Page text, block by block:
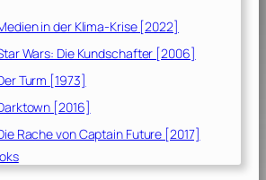
in der Klima-Krise [2022]
Wars: Die Kundschafter [2006]
Turm [1973]
[2016]
Rache von Captain Future [2017]